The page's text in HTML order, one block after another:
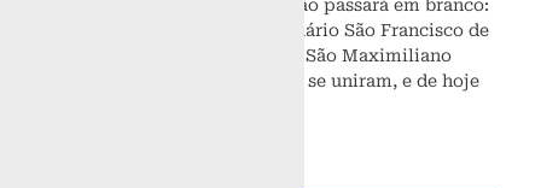
comemorações franciscanas não passará em branco:
a Festa de Santa Clara. O Santuário São Francisco de
Assis, Brasília-DF e a Paróquia São Maximiliano
Maria Kolbe, Águas Lindas-GO se uniram, e de hoje